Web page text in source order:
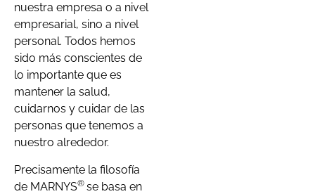
nuestra empresa o a nivel
empresarial, sino a nivel
personal. Todos hemos
sido más conscientes de
lo importante que es
mantener la salud,
cuidarnos y cuidar de las
personas que tenemos a
nuestro alrededor.
Precisamente la filosofía
de MARNYS® se basa en